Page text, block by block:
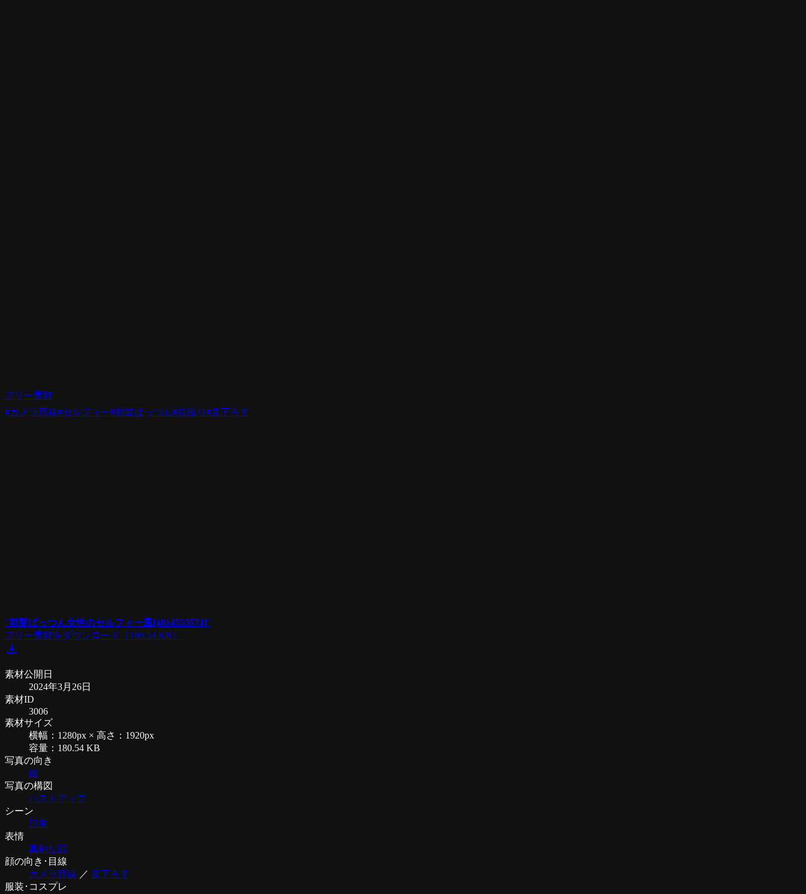
フリー素材
#カメラ目線#セルフィー#前髪ぱっつん#自撮り #見下ろす
"前髪ぱっつん女性のセルフィー風[4014553574]"
フリー素材をダウンロード
（180.54 KB）
download
素材公開日
2024年3月26日
素材ID
3006
素材サイズ
横幅：1280px × 高さ：1920px
容量：180.54 KB
写真の向き
縦
写真の構図
バストアップ
シーン
日常
表情
真剣な顔
顔の向き･目線
カメラ目線 ／ 見下ろす
服装･コスプレ